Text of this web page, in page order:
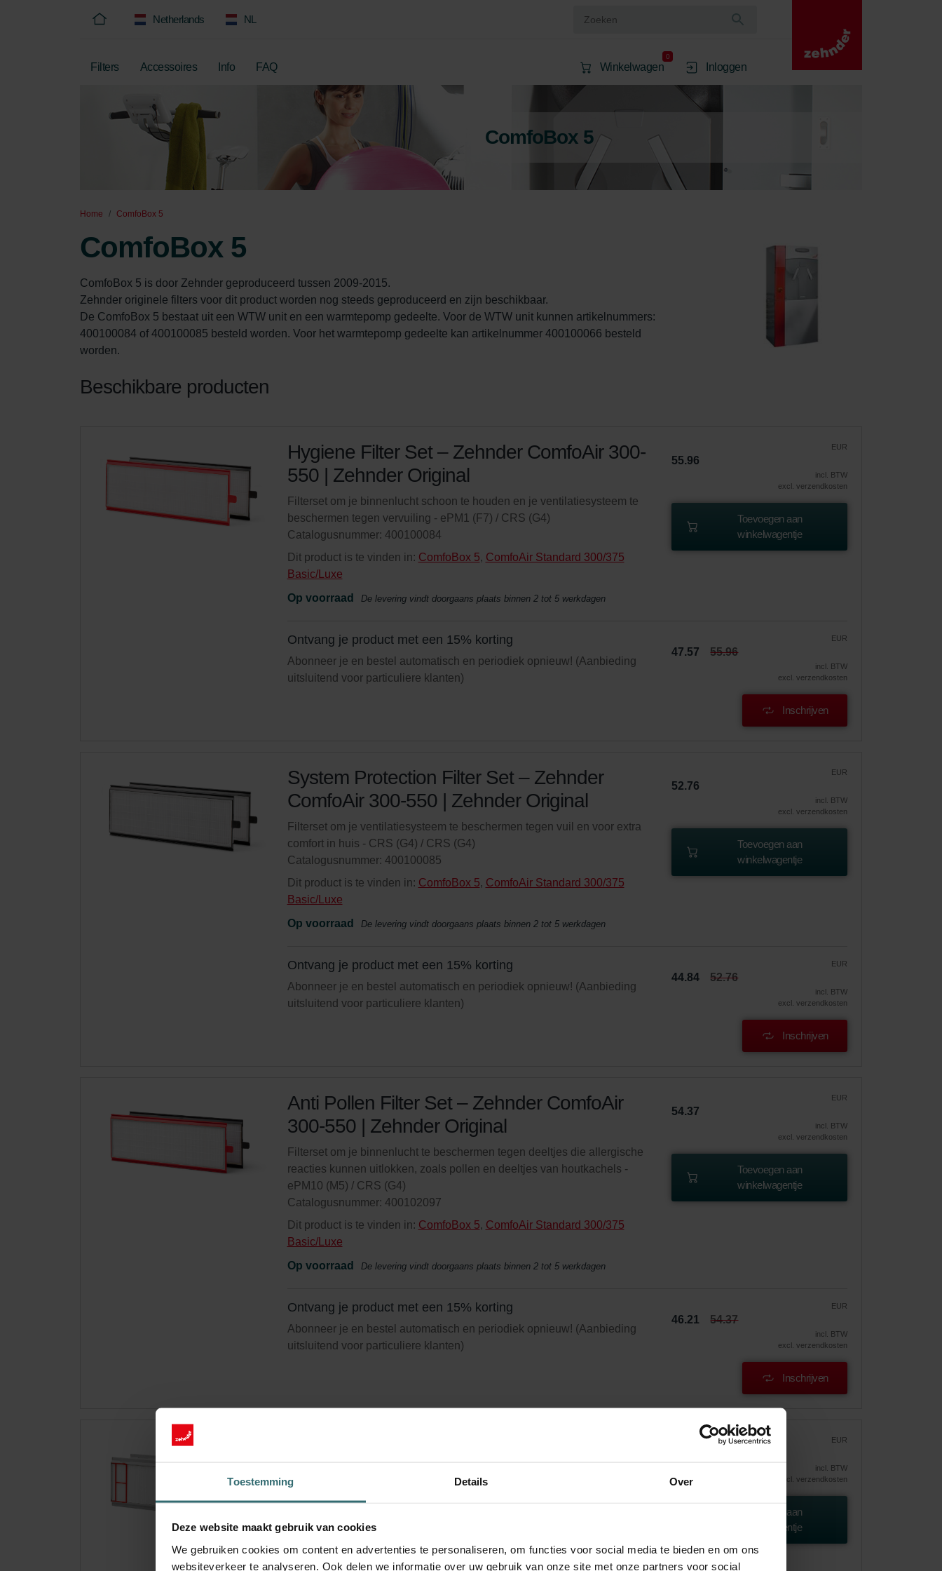
Toestemming Details Over
Deze website maakt gebruik van cookies
We gebruiken cookies om content en advertenties te personaliseren, om functies voor social media te bieden en om ons
websiteverkeer te analyseren. Ook delen we informatie over uw gebruik van onze site met onze partners voor social
Netherlands NL
Filters Accessoires Info FAQ Winkelwagen
0
Inloggen
ComfoBox 5
Home ComfoBox 5
ComfoBox 5
ComfoBox 5 is door Zehnder geproduceerd tussen 2009-2015.
Zehnder originele filters voor dit product worden nog steeds geproduceerd en zijn beschikbaar.
De ComfoBox 5 bestaat uit een WTW unit en een warmtepomp gedeelte. Voor de WTW unit kunnen artikelnummers:
400100084 of 400100085 besteld worden. Voor het warmtepomp gedeelte kan artikelnummer 400100066 besteld
worden.
Beschikbare producten
Hygiene Filter Set – Zehnder ComfoAir 300-
550 | Zehnder Original
Filterset om je binnenlucht schoon te houden en je ventilatiesysteem te
beschermen tegen vervuiling - ePM1 (F7) / CRS (G4)
Catalogusnummer: 400100084
Dit product is te vinden in: ComfoBox 5, ComfoAir Standard 300/375
Basic/Luxe
Op voorraad
De levering vindt doorgaans plaats binnen 2 tot 5 werkdagen
EUR
55.96
incl. BTW
excl. verzendkosten
Toevoegen aan
winkelwagentje
Ontvang je product met een 15% korting
Abonneer je en bestel automatisch en periodiek opnieuw! (Aanbieding
uitsluitend voor particuliere klanten)
EUR
47.57 55.96
incl. BTW
excl. verzendkosten
Inschrijven
System Protection Filter Set – Zehnder
ComfoAir 300-550 | Zehnder Original
Filterset om je ventilatiesysteem te beschermen tegen vuil en voor extra
comfort in huis - CRS (G4) / CRS (G4)
Catalogusnummer: 400100085
Dit product is te vinden in: ComfoBox 5, ComfoAir Standard 300/375
Basic/Luxe
Op voorraad
De levering vindt doorgaans plaats binnen 2 tot 5 werkdagen
EUR
52.76
incl. BTW
excl. verzendkosten
Toevoegen aan
winkelwagentje
Ontvang je product met een 15% korting
Abonneer je en bestel automatisch en periodiek opnieuw! (Aanbieding
uitsluitend voor particuliere klanten)
EUR
44.84 52.76
incl. BTW
excl. verzendkosten
Inschrijven
Anti Pollen Filter Set – Zehnder ComfoAir
300-550 | Zehnder Original
Filterset om je binnenlucht te beschermen tegen deeltjes die allergische
reacties kunnen uitlokken, zoals pollen en deeltjes van houtkachels -
ePM10 (M5) / CRS (G4)
Catalogusnummer: 400102097
Dit product is te vinden in: ComfoBox 5, ComfoAir Standard 300/375
Basic/Luxe
Op voorraad
De levering vindt doorgaans plaats binnen 2 tot 5 werkdagen
EUR
54.37
incl. BTW
excl. verzendkosten
Toevoegen aan
winkelwagentje
Ontvang je product met een 15% korting
Abonneer je en bestel automatisch en periodiek opnieuw! (Aanbieding
uitsluitend voor particuliere klanten)
EUR
46.21 54.37
incl. BTW
excl. verzendkosten
Inschrijven
Catalogusnummer: 400102112
Dit product is te vinden in: ComfoBox 5,ComfoAir Standard 300/375
Basic/Luxe
EUR
incl. BTW
excl. verzendkosten
Toevoegen aan
winkelwagentje